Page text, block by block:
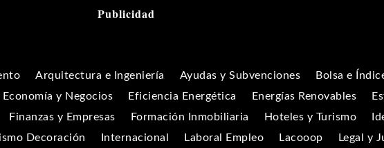
Publicidad
Arquitectura e Ingeniería Ayudas y Subvenciones Bolsa e
Economía y Negocios Eficiencia Energética Energías Renovables
Finanzas y Empresas Formación Inmobiliaria Hoteles y Turismo
Decoración Internacional Laboral Empleo Lacooop Legal y